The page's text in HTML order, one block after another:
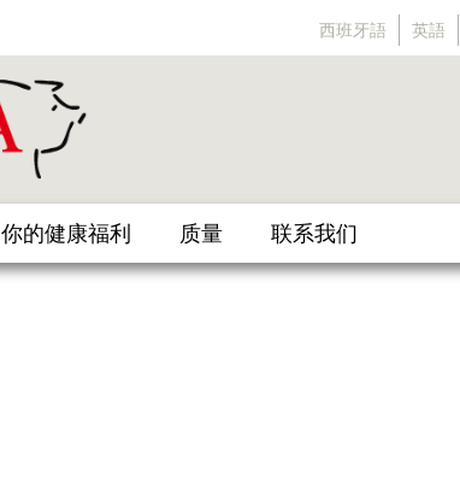
西班牙語 英語
你的健康福利 质量 联系我们